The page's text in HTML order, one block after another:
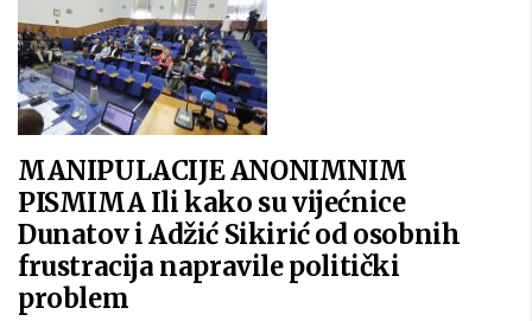
MANIPULACIJE ANONIMNIM
PISMIMA Ili kako su vijećnice
Dunatov i Adžić Sikirić od osobnih
frustracija napravile politički
problem